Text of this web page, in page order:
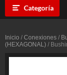
Categoría
Inicio / Conexiones /
(HEXAGONAL) /